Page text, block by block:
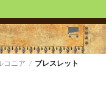
コニア / ブレスレット